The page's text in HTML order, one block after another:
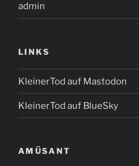
admin
LINKS
KleinerTod auf Mastodon
KleinerTod auf BlueSky
AMÜSANT